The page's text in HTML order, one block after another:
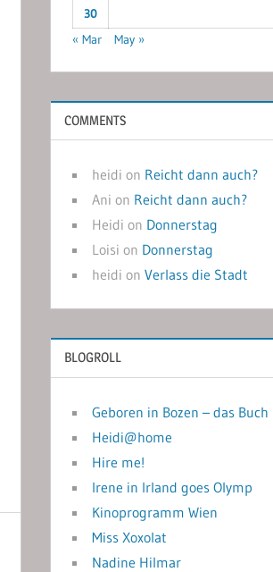
30
« Mar
May »
COMMENTS
heidi on Reicht dann auch?
Ani on Reicht dann auch?
Heidi on Donnerstag
Loisi on Donnerstag
heidi onVerlass die Stadt
BLOGROLL
Geboren in Bozen – das Buch
Heidi@home
Hire me!
Irene in Irland goes Olymp
Kinoprogramm Wien
Miss Xoxolat
Nadine Hilmar